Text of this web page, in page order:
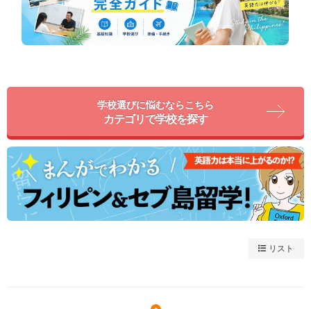
学校選びに悩むならこちら
カテゴリで学校を探す
リスト